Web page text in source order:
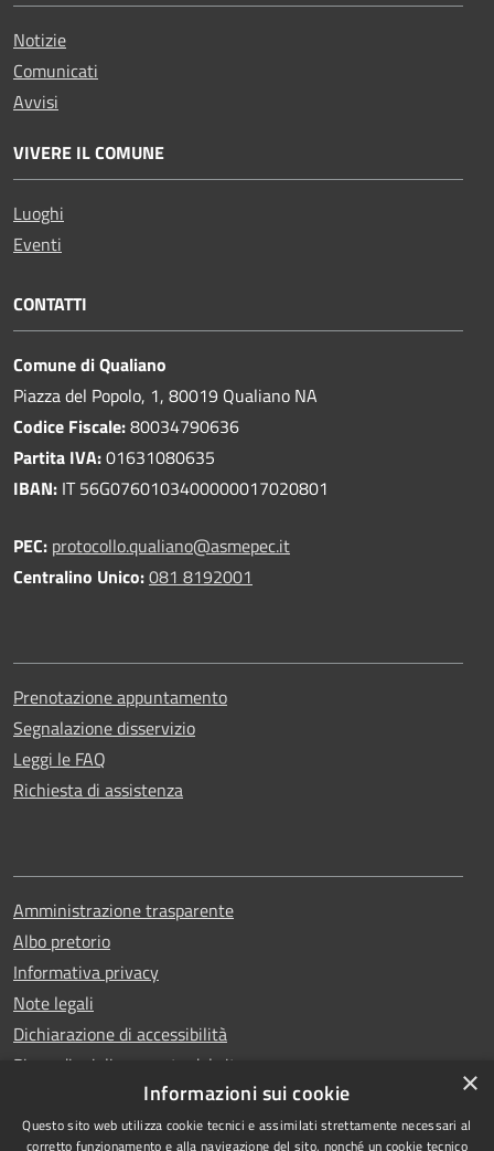
Notizie
Comunicati
Avvisi
VIVERE IL COMUNE
Luoghi
Eventi
CONTATTI
Comune di Qualiano
Piazza del Popolo, 1, 80019 Qualiano NA
Codice Fiscale:80034790636
Partita IVA:01631080635
IBAN: IT 56G0760103400000017020801
PEC: protocollo.qualiano@asmepec.it
Centralino Unico:081 8192001
Prenotazione appuntamento
Segnalazione disservizio
Leggi le FAQ
Richiesta di assistenza
Amministrazione trasparente
Albo pretorio
Informativa privacy
Note legali
Dichiarazione di accessibilità
Piano di miglioramento del sito
×
Informazioni sui cookie
Questo sito web utilizza cookie tecnici e assimilati strettamente necessari al
corretto funzionamento e alla navigazione del sito, nonché un cookie tecnico